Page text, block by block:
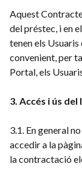
Aquest
del préstec, i en
tenen els
convenient, per
Portal, els
3. Accés i ús
3.1. En general
accedir a la
la contractació